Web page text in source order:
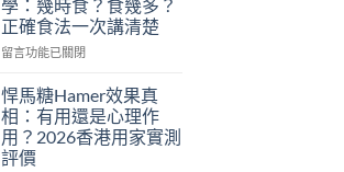
學：幾時食？食幾多？
正確食法一次講清楚
在
利
勁
用
法
用
留言功能已關閉
悍馬糖Hamer效果真
相：有用還是心理作
用？2026香港用家實測
評價